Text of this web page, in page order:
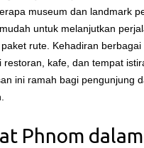
museum dan landmark
untuk melanjutkan
rute. Kehadiran berbagai
restoran, kafe, dan tempat
ini ramah bagi pengunjung
Phnom dalam